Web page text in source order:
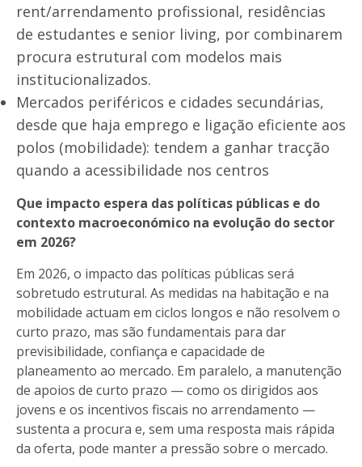
rent/arrendamento profissional, residências
de estudantes e senior living, por combinarem
procura estrutural com modelos mais
institucionalizados.
Mercados periféricos e cidades secundárias,
desde que haja emprego e ligação eficiente aos
polos (mobilidade): tendem a ganhar tracção
quando a acessibilidade nos centros
Que impacto espera das políticas públicas e do
contexto macroeconómico na evolução do sector
em 2026?
Em 2026, o impacto das políticas públicas será
sobretudo estrutural. As medidas na habitação e na
mobilidade actuam em ciclos longos e não resolvem o
curto prazo, mas são fundamentais para dar
previsibilidade, confiança e capacidade de
planeamento ao mercado. Em paralelo, a manutenção
de apoios de curto prazo — como os dirigidos aos
jovens e os incentivos fiscais no arrendamento —
sustenta a procura e, sem uma resposta mais rápida
da oferta, pode manter a pressão sobre o mercado.